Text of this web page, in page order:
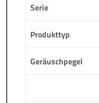
Serie
Produkttyp
Geräuschpegel